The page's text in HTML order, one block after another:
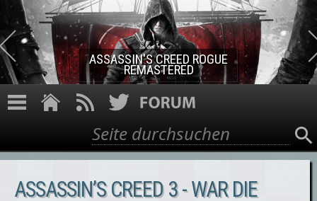
Direkt zum Inhalt
ASSASSIN'S CREED ROGUE
REMASTERED
Suchformular
Suche
ASSASSIN’S CREED 3 - WAR DIE